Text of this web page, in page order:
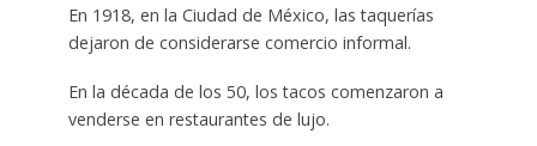
En 1918, en la Ciudad de México, las taquerías
dejaron de considerarse comercio informal.
En la década de los 50, los tacos comenzaron a
venderse en restaurantes de lujo.